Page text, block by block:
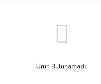
Ürün Bulunamadı.